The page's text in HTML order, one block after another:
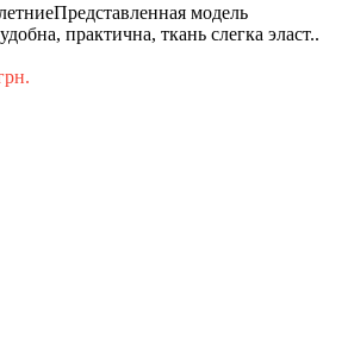
модель
практична, ткань слегка эласт..